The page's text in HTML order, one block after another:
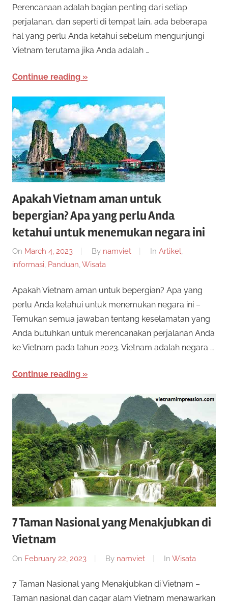
i
D
n
T
e
r
p
e
r
c
a
y
a
2
0
2
2
d
a
e
r
m
a
i
n
a
n
a
n
g
i
s
a
n
d
a
m
i
n
Perencanaan adalah bagian penting dari setiap
perjalanan, dan seperti di tempat lain, ada beberapa
hal yang perlu Anda ketahui sebelum mengunjungi
Vietnam terutama jika Anda adalah …
Continue reading
Apakah Vietnam aman untuk
bepergian? Apa yang perlu Anda
ketahui untuk menemukan negara ini
On March 4, 2023 By namviet In Artikel,
informasi, Panduan, Wisata
Apakah Vietnam aman untuk bepergian? Apa yang
perlu Anda ketahui untuk menemukan negara ini –
Temukan semua jawaban tentang keselamatan yang
Anda butuhkan untuk merencanakan perjalanan Anda
ke Vietnam pada tahun 2023. Vietnam adalah negara …
Continue reading
7 Taman Nasional yang Menakjubkan di
Vietnam
On February 22, 2023 By namviet In Wisata
7 Taman Nasional yang Menakjubkan di Vietnam –
Taman nasional dan cagar alam Vietnam menawarkan